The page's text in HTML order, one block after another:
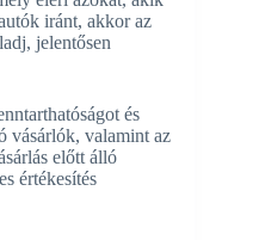
iránt, akkor az
jelentősen
és
vásárlók, valamint az
előtt álló
értékesítés